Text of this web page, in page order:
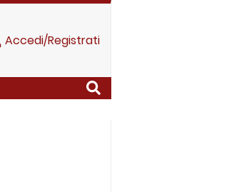
Accedi/Registrati